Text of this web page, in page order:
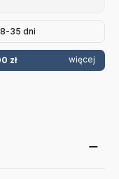
35 dni
zł więcej